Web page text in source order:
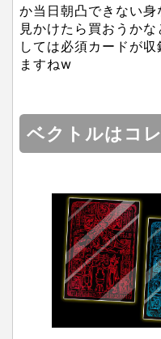
か当日朝凸できない
見かけたら買おうか
しては必須カードが
ますねw
ベクトルはコ